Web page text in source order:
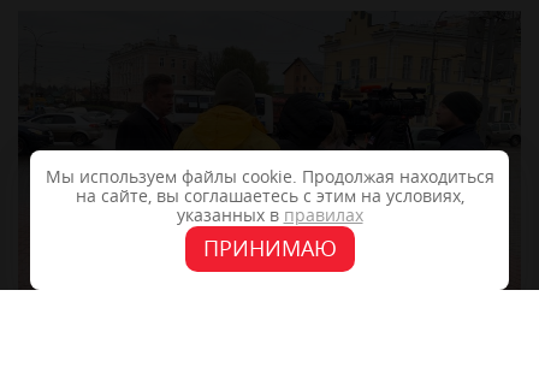
Мы используем файлы cookie. Продолжая находиться
на сайте, вы соглашаетесь с этим на условиях,
указанных в правилах
ПРИНИМАЮ